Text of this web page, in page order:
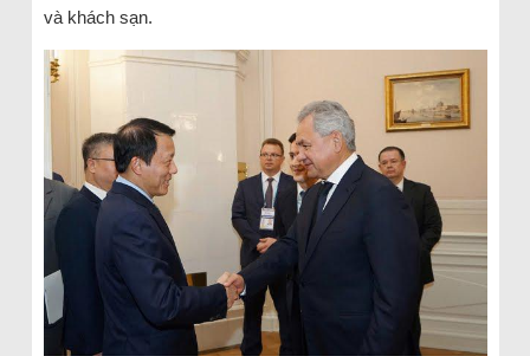
và khách sạn.